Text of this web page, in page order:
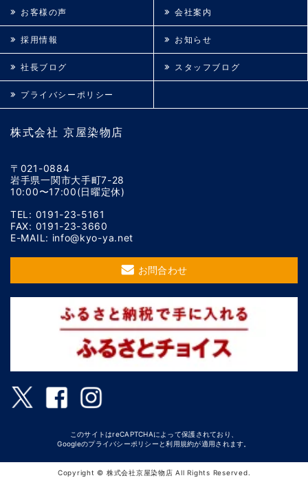
株式会社 京屋染物店
〒021-0884
岩手県一関市大手町7-28
10:00〜17:00(日曜定休)
TEL: 0191-23-5161
FAX: 0191-23-3660
E-MAIL: info@kyo-ya.net
お問合わせ
お客様の声 会社案内
採用情報 お知らせ
社長ブログ スタッフブログ
プライバシーポリシー
このサイトはreCAPTCHAによって保護されており、
Googleのプライバシーポリシー と利用規約が適用されます。
Copyright © 株式会社京屋染物店 All Rights Reserved.